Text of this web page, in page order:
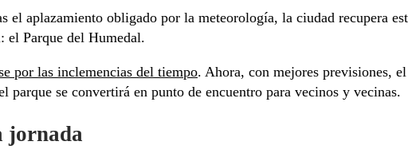
aplazamiento obligado por la meteorología, la ciudad recupera
el Parque del Humedal.
por las inclemencias del tiempo. Ahora, con mejores previsiones,
se convertirá en punto de encuentro para vecinos y vecinas.
jornada